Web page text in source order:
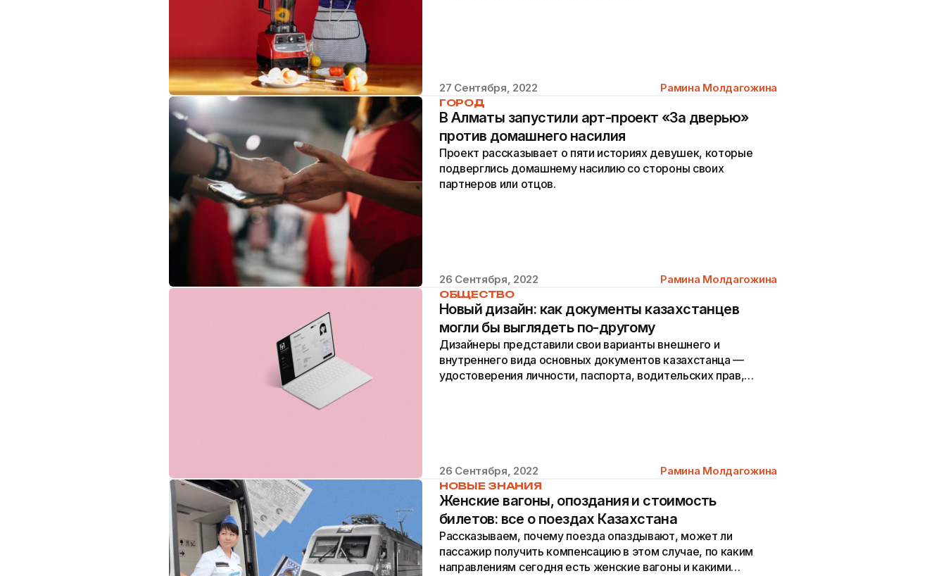
27 Сентября, 2022 Рамина Молдагожина
ГОРОД
В Алматы запустили арт-проект «За дверью»
против домашнего насилия
Проект рассказывает о пяти историях девушек, которые
подверглись домашнему насилию со стороны своих
партнеров или отцов.
26 Сентября, 2022 Рамина Молдагожина
ОБЩЕСТВО
Новый дизайн: как документы казахстанцев
могли бы выглядеть по-другому
Дизайнеры представили свои варианты внешнего и
внутреннего вида основных документов казахстанца —
удостоверения личности, паспорта, водительских прав,
26 Сентября, 2022 Рамина Молдагожина
НОВЫЕ ЗНАНИЯ
Женские вагоны, опоздания и стоимость
билетов: все о поездах Казахстана
Рассказываем, почему поезда опаздывают, может ли
пассажир получить компенсацию в этом случае, по каким
направлениям сегодня есть женские вагоны и какими